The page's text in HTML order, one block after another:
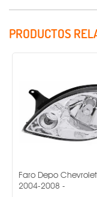
PRODUCTOS
Depo Chevrolet Chevy
2008 -